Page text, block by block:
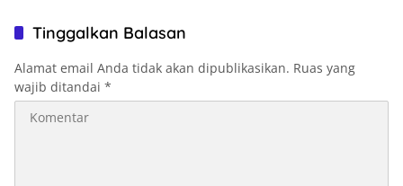
Tinggalkan Balasan
Alamat email Anda tidak akan dipublikasikan. Ruas yang
wajib ditandai *